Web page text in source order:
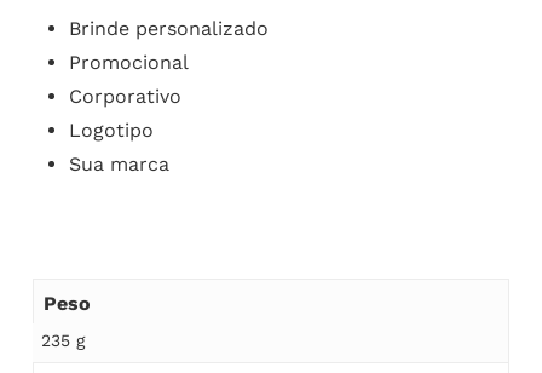
Brinde personalizado
Promocional
Corporativo
Logotipo
Sua marca
Peso
235 g